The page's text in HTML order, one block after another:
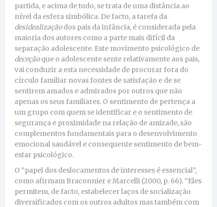
partida, e acima de tudo, se trata de uma distância ao
nível da esfera simbólica. De facto, a tarefa da
desidealizaçãodos pais da infância, é considerada pela
maioria dos autores como a parte mais difícil da
separação adolescente. Este movimento psicológico de
deceçãoque o adolescente sente relativamente aos pais,
vai conduzir a esta necessidade de procurar fora do
círculo familiar novas fontes de satisfação e de se
sentirem amados e admirados por outros que não
apenas os seus familiares. O sentimento de pertença a
um grupo com quem se identificar e o sentimento de
segurança e proximidade na relação de amizade, são
complementos fundamentais para o desenvolvimento
emocional saudável e consequente sentimento de bem-
estar psicológico.
O “papel dos deslocamentos de interesses é essencial”,
como afirmam Braconnier e Marcelli (2000, p. 66). “Eles
permitem, de facto, estabelecer laços de socialização
diversificados com os outros adultos mas também com